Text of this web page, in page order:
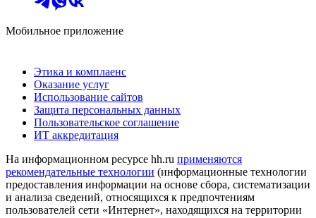
Мобильное приложение
Этика и комплаенс
Оказание услуг
Использование сайтов
Защита персональных данных
Пользовательское соглашение
ИТ аккредитация
На информационном ресурсе hh.ru применяются
рекомендательные технологии (информационные технологии
предоставления информации на основе сбора, систематизации
и анализа сведений, относящихся к предпочтениям
пользователей сети «Интернет», находящихся на территории